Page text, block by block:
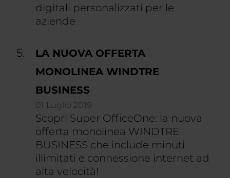
digitali personalizzati per le
aziende
LA NUOVA OFFERTA
MONOLINEA WINDTRE
BUSINESS
01 Luglio 2019
Scopri Super OfficeOne: la nuova
offerta monolinea WINDTRE
BUSINESS che include minuti
illimitati e connessione internet ad
alta velocità!